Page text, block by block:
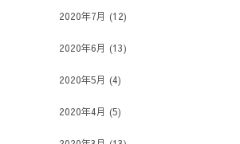
2020年7月 (12)
2020年6月 (13)
2020年5月 (4)
2020年4月 (5)